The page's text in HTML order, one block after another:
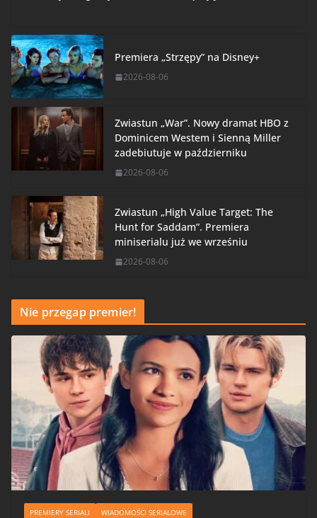
Premiera „Strzępy” na Disney+
2026-08-06
Zwiastun „War”. Nowy dramat HBO z
Dominicem Westem i Sienną Miller
zadebiutuje w październiku
2026-08-06
Zwiastun „High Value Target: The
Hunt for Saddam”. Premiera
miniserialu już we wrześniu
2026-08-06
Nie przegap premier!
PREMIERY SERIALI WIADOMOŚCI SERIALOWE